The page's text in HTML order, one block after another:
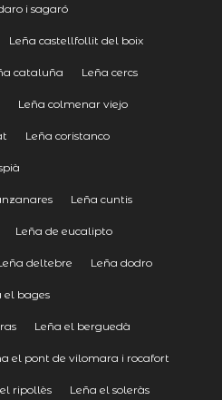
i sagaró
Leña castellfollit del boix
cataluña Leña cercs
Leña colmenar viejo
Leña coristanco
Leña cuntis
Leña de eucalipto
deltebre Leña dodro
el bages
Leña el berguedà
el pont de vilomara i rocafort
ripollès Leña el soleràs